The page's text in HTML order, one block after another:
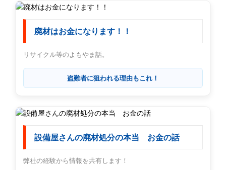
廃材はお金になります！！
リサイクル等のよもやま話。
盗難者に狙われる理由もこれ！
設備屋さんの廃材処分の本当 お金の話
弊社の経験から情報を共有します！